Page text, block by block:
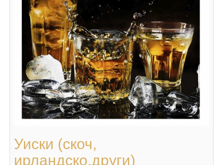
Уиски (скоч,
ирландско,други)